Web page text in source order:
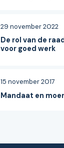
De rol van de
voor goed werk
29 november 2022
Mandaat en
15 november 2017